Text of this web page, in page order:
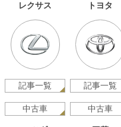
レクサス
記事一覧
中古車
トヨタ
記事一覧
中古車